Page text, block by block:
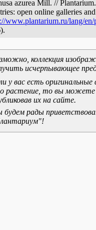
azurea Mill. //
open online galleries
www.plantarium.ru/lang/
коллекция
исчерпывающее
у вас есть
растение, то вы можете
их на сайте.
рады